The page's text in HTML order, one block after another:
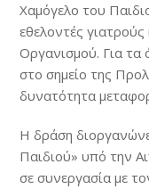
Χαμόγελο του
εθελοντές γιατρούς
Οργανισμού. Για
στο σημείο της
δυνατότητα
Η δράση
Παιδιού» υπό την
σε συνεργασία με